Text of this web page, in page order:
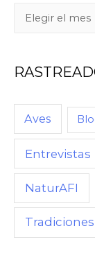
Aves
Entrevistas
NaturAFI
Tradiciones